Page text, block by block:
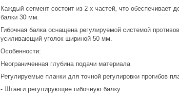
Каждый сегмент состоит из 2-х частей, что
балки 30 мм.
Гибочная балка оснащена регулируемой системой
усиливающий уголок шириной 50 мм.
Особенности:
Неограниченная глубина подачи материала
Регулируемые планки для точной регулировки прогибов
- Штанги регулирующие гибочную балку